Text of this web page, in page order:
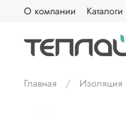
О компании Каталоги
Главная Изоляция